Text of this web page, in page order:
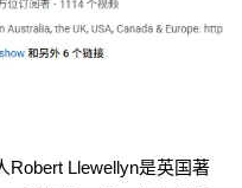
Robert Llewellyn是英国著